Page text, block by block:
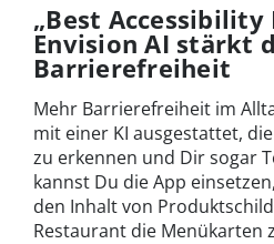
„Best Accessibility
Envision AI stärkt
Barrierefreiheit
Mehr Barrierefreiheit im
mit einer KI ausgestattet,
zu erkennen und Dir sogar
kannst Du die App
den Inhalt von
Restaurant die Menükarten